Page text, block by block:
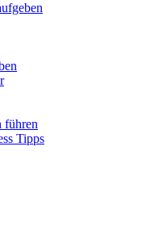
führen
Tipps